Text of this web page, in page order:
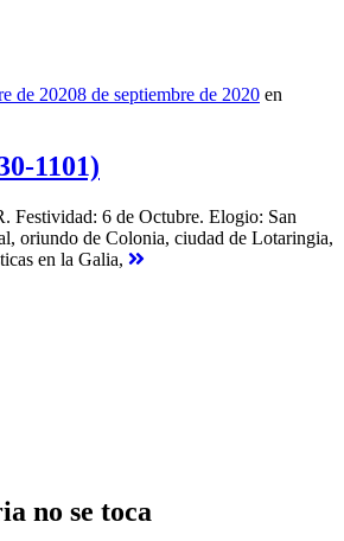
de 20208 de septiembre de 2020 en
1101)
6 de Octubre. Elogio: San
oriundo de Colonia, ciudad de Lotaringia,
en la Galia,
no se toca